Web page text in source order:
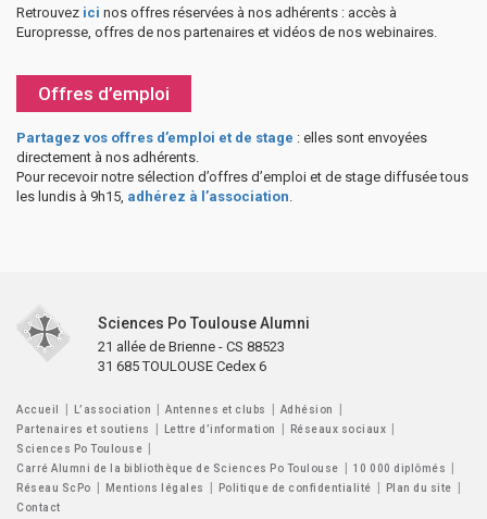
Retrouvez ici nos offres réservées à nos adhérents : accès à
Europresse, offres de nos partenaires et vidéos de nos webinaires.
Offres d’emploi
Partagez vos offres d’emploi et de stage : elles sont envoyées
directement à nos adhérents.
Pour recevoir notre sélection d’offres d’emploi et de stage diffusée tous
les lundis à 9h15, adhérez à l’association.
Sciences Po Toulouse Alumni
21 allée de Brienne - CS 88523
31 685 TOULOUSE Cedex 6
Accueil L’association Antennes et clubs
Adhésion
Partenaires et soutiens
Lettre d’information
Réseaux sociaux
Sciences Po Toulouse
Carré Alumni de la bibliothèque de Sciences Po Toulouse
10 000 diplômés
Réseau ScPo
Mentions légales Politique de confidentialité
Plan du site
Contact